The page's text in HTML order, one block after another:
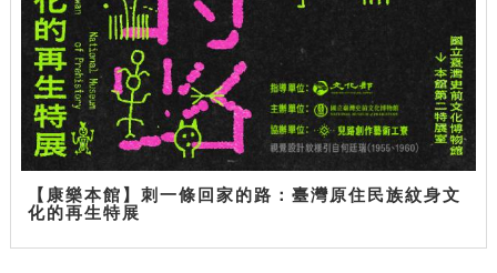
【康樂本館】刺一條回家的路：臺灣原住民族紋身文
化的再生特展